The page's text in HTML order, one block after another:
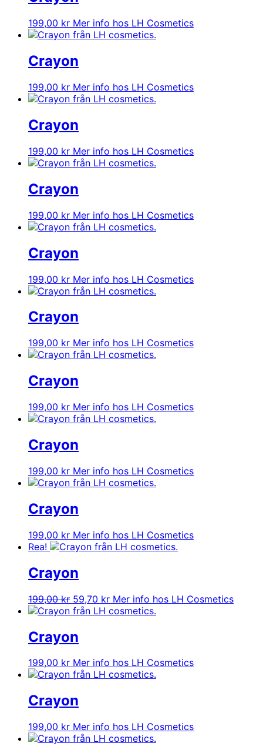
199,00 kr Mer info hos LH Cosmetics
Crayon
199,00 kr Mer info hos LH Cosmetics
Crayon
199,00 kr Mer info hos LH Cosmetics
Crayon
199,00 kr Mer info hos LH Cosmetics
Crayon
199,00 kr Mer info hos LH Cosmetics
Crayon
199,00 kr Mer info hos LH Cosmetics
Crayon
199,00 kr Mer info hos LH Cosmetics
Crayon
199,00 kr Mer info hos LH Cosmetics
Crayon
199,00 kr Mer info hos LH Cosmetics
Rea!
Crayon
199,00kr Det
ursprungliga
var:
199,00 kr.
59,70 krDet
nuvarande
Mer info hos LH Cosmetics
Crayon
199,00 kr Mer info hos LH Cosmetics
Crayon
199,00 kr Mer info hos LH Cosmetics